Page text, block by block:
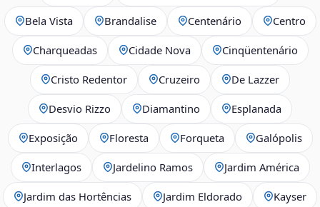
Bela Vista Brandalise Centenário Centro
Charqueadas Cidade Nova Cinqüentenário
Cristo Redentor Cruzeiro De Lazzer
Desvio Rizzo Diamantino Esplanada
Exposição Floresta Forqueta Galópolis
Interlagos Jardelino Ramos Jardim América
Jardim das Hortências Jardim Eldorado Kayser